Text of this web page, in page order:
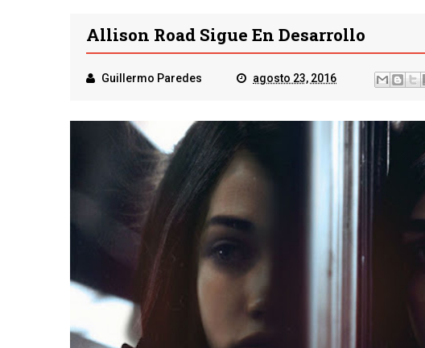
Allison Road Sigue En Desarrollo
Guillermo Paredes agosto 23, 2016